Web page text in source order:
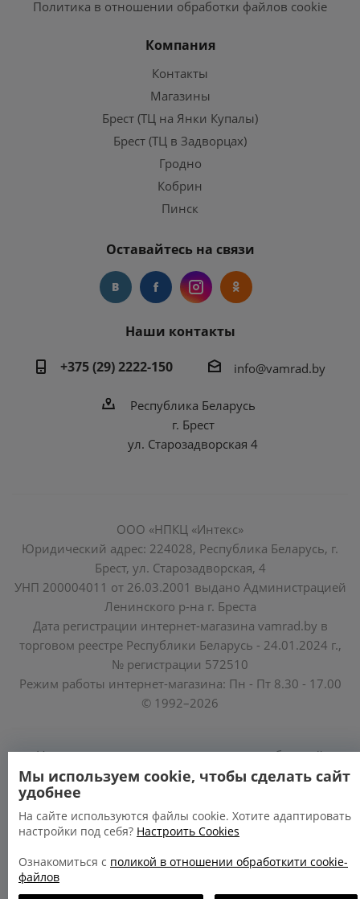
Политика в отношении обработки файлов cookie
Компания
Контакты
Магазины
Брест (ТЦ на Янки Купалы)
Брест (ТЦ в Задворцах)
Гродно
Кобрин
Пинск
Оставайтесь на связи
Наши контакты
+375 (29) 2222-150
info@vamrad.by
Республика Беларусь
г. Брест
ул. Старозадворская 4
ООО «НПКЦ «Интекс»
Юридический адрес: 224028, Республика Беларусь, г.
Брест, ул. Старозадворская, 4
УНП 200004011 от 26.03.2001 выдано Администрацией
Ленинского р-на г. Бреста
Дата регистрации интернет-магазина vamrad.by в
торговом реестре Республики Беларусь - 24.01.2024 г.,
№ регистрации 572510
Режим работы интернет-магазина: Пн - Пт 8.30 - 17.00
© 1992–2026
Уполномоченные по защите прав потребителей
облисполкомов, Минского горисполкома:
https://www.mart.gov.by/activity/zashchita-prav-
potrebiteley/
БРЕСТСКАЯ ОБЛАСТЬ тел. (80162) 26 97 69;
Мы используем cookie, чтобы сделать сайт
удобнее
На сайте используются файлы cookie. Хотите адаптировать
настройки под себя? Настроить Cookies
Ознакомиться с поликой в отношении обработкити cookie-
файлов